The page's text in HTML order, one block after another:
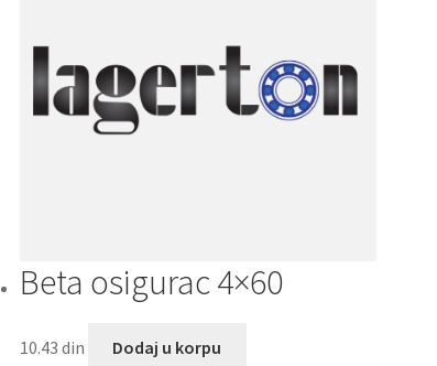
Beta osigurac 4×60
10.43 din Dodaj u korpu